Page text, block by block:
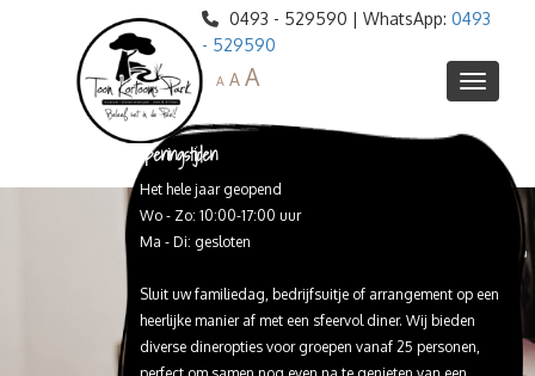
0493 - 529590 | WhatsApp:0493
- 529590
A A A
Informatie
Agenda
Ontdek het park
Blotevoetenpad
Restaurant de Veenderij
Openingstijden
Het hele jaar geopend
Wo - Zo: 10:00-17:00 uur
Ma - Di: gesloten
Sluit uw familiedag, bedrijfsuitje of arrangement op een
heerlijke manier af met een sfeervol diner. Wij bieden
diverse dineropties voor groepen vanaf 25 personen,